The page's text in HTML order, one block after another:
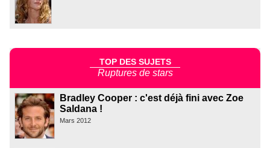
TOP DES SUJETS
Ruptures de stars
Bradley Cooper : c'est déjà fini avec Zoe
Saldana !
Mars 2012